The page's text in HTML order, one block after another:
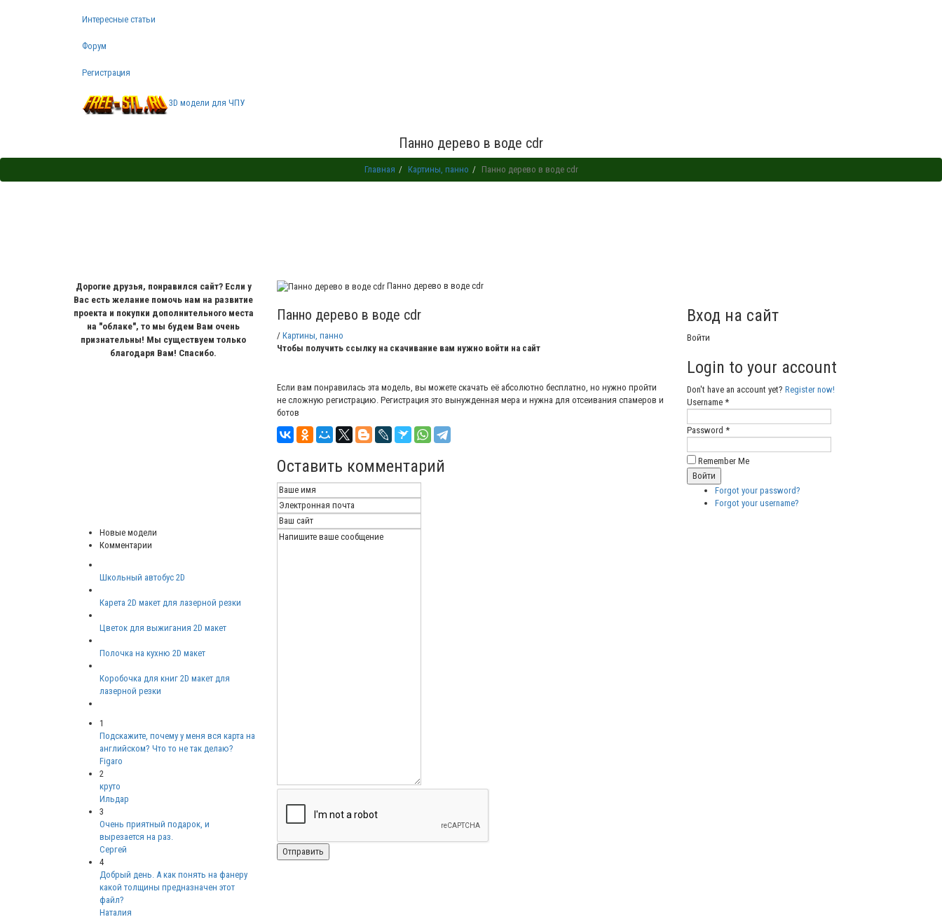
Интересные статьи
Форум
Регистрация
3D модели для ЧПУ
Панно дерево в воде cdr
Главная Картины, панно Панно дерево в воде cdr
Дорогие друзья, понравился сайт? Если у
Вас есть желание помочь нам на развитие
проекта и покупки дополнительного места
на "облаке", то мы будем Вам очень
признательны! Мы существуем только
благодаря Вам! Спасибо.
Новые модели
Комментарии
Школьный автобус 2D
Карета 2D макет для лазерной резки
Цветок для выжигания 2D макет
Полочка на кухню 2D макет
Коробочка для книг 2D макет для
лазерной резки
1
Подскажите, почему у меня вся карта на
английском? Что то не так делаю?
Figaro
2
круто
Ильдар
3
Очень приятный подарок, и
вырезается на раз.
Сергей
4
Добрый день. А как понять на фанеру
какой толщины предназначен этот
файл?
Наталия
Панно дерево в воде cdr
Панно дерево в воде cdr
/ Картины, панно
Чтобы получить ссылку на скачивание вам нужно войти на сайт
Если вам понравилась эта модель, вы можете скачать её абсолютно бесплатно, но нужно пройти
не сложную регистрацию. Регистрация это вынужденная мера и нужна для отсеивания спамеров и
ботов
Оставить комментарий
Вход на сайт
Войти
Login to your account
Don't have an account yet? Register now!
Username *
Password *
Remember Me
Forgot your password?
Forgot your username?